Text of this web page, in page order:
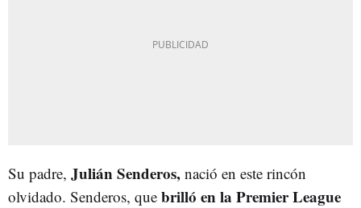
Su padre, Julián Senderos, nació en este rincón
olvidado. Senderos, que brilló en la Premier League